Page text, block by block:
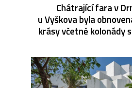
Chátrající fara v
u Vyškova byla
krásy včetně kolonády